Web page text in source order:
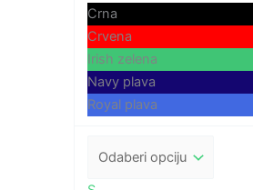
Crna
Crvena
Irish zelena
Navy plava
Royal plava